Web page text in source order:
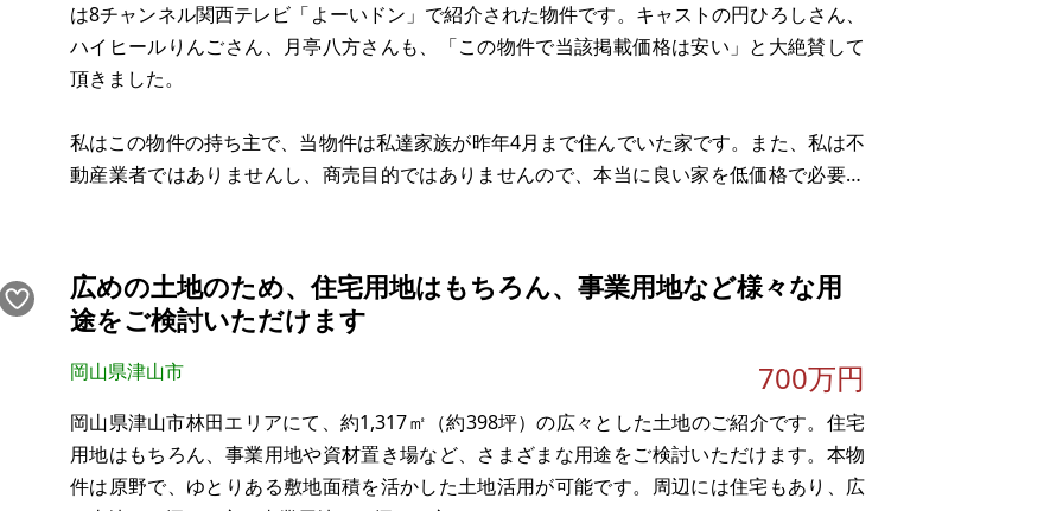
は8チャンネル関西テレビ「よーいドン」で紹介された物件です。キャストの円ひろしさん、
ハイヒールりんごさん、月亭八方さんも、「この物件で当該掲載価格は安い」と大絶賛して
頂きました。
私はこの物件の持ち主で、当物件は私達家族が昨年4月まで住んでいた家です。また、私は不
動産業者ではありませんし、商売目的ではありませんので、本当に良い家を低価格で必要な
その為、大事に長く住んで頂ける方にお譲りしたいと思い、この家いちばに登録させて頂き
ました（※他で不動産会社さんにも仲介をお願いしている
広めの土地のため、住宅用地はもちろん、事業用地など様々な用
途をご検討いただけます
岡山県津山市 700万円
岡山県津山市林田エリアにて、約1,317㎡（約398坪）の広々とした土地のご紹介です。住宅
用地はもちろん、事業用地や資材置き場など、さまざまな用途をご検討いただけます。本物
件は原野で、ゆとりある敷地面積を活かした土地活用が可能です。周辺には住宅もあり、広